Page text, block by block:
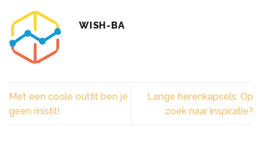
WISH-BA
Met een coole outfit ben je
geen misfit!
Lange herenkapsels: Op
zoek naar inspiratie?